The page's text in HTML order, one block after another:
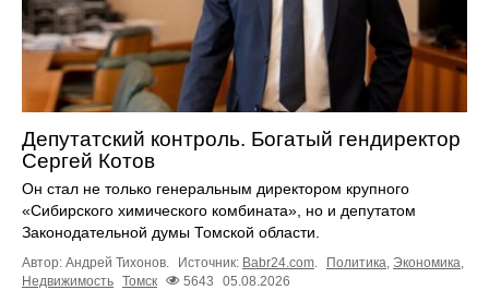
Депутатский контроль. Богатый гендиректор
Сергей Котов
Он стал не только генеральным директором крупного
«Сибирского химического комбината», но и депутатом
Законодательной думы Томской области.
Автор: Андрей Тихонов. Источник: Babr24.com. Политика, Экономика,
Недвижимость Томск 5643 05.08.2026